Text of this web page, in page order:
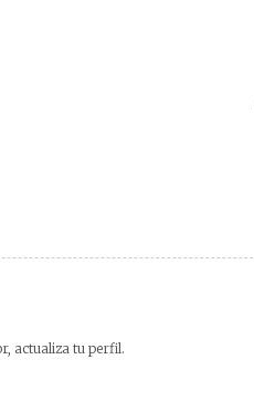
actualiza tu perfil.